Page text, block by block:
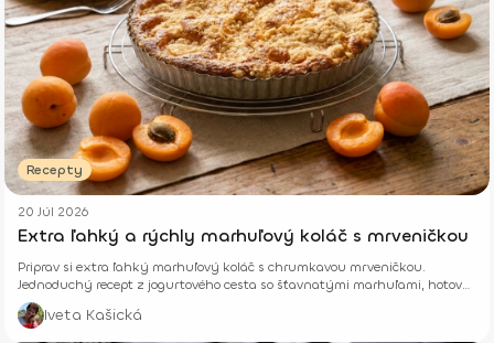
Recepty
20 Júl 2026
Extra ľahký a rýchly marhuľový koláč s mrveničkou
Priprav si extra ľahký marhuľový koláč s chrumkavou mrveničkou.
Jednoduchý recept z jogurtového cesta so šťavnatými marhuľami, hotový
z pár surovín.
Iveta Kašická